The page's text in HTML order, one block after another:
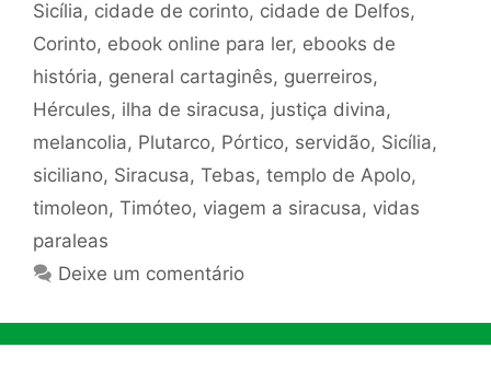
Sicília, cidade de corinto, cidade de Delfos,
Corinto, ebook online para ler, ebooks de
história, general cartaginês, guerreiros,
Hércules, ilha de siracusa, justiça divina,
melancolia, Plutarco, Pórtico, servidão, Sicília,
siciliano, Siracusa, Tebas, templo de Apolo,
timoleon, Timóteo, viagem a siracusa, vidas
paraleas
Deixe um comentário